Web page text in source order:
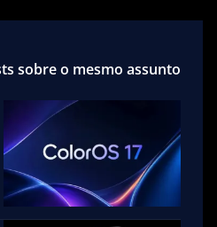
sobre o mesmo assunto